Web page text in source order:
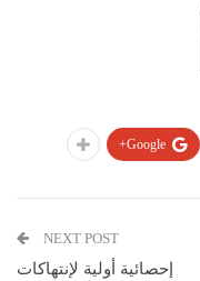
Google+
NEXT POST
إحصائية أولية لإنتهاكات